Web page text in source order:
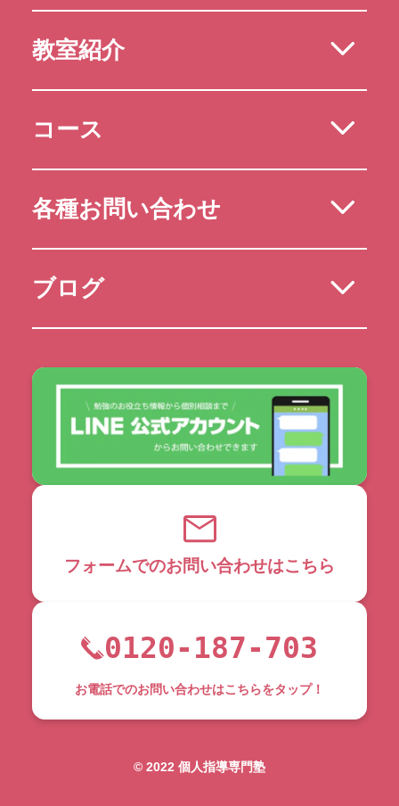
教室紹介
コース
各種お問い合わせ
ブログ
フォームでのお問い合わせはこちら
0120-187-703
お電話でのお問い合わせはこちらをタップ！
©︎ 2022 個人指導専門塾